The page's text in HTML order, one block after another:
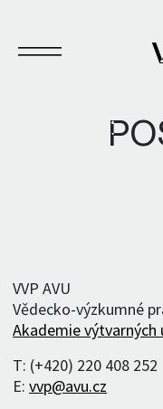
Archivy
VVP
VVP AVU
Vědecko-výzkumné
Akademie výtvarných
T: (+420) 220 408 252
E: vvp@avu.cz